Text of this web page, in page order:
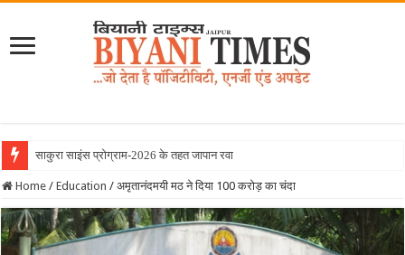
साकुरा साइंस प्रोग्राम-2026 के तहत जापान रवाना हुई बियान
Home / Education / अमृतानंदमयी मठ ने दिया 100 करोड़ का चंदा